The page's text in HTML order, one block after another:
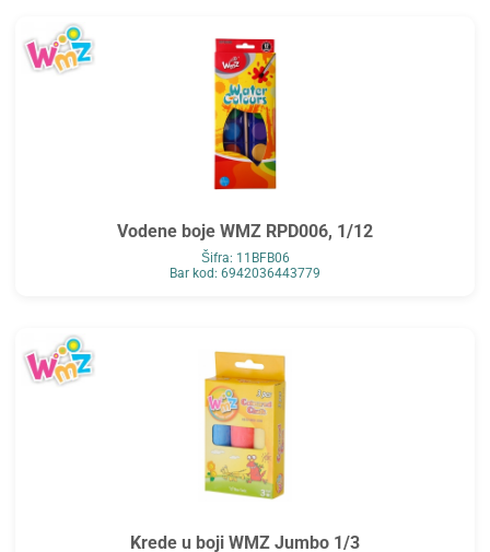
Vodene boje WMZ RPD006, 1/12
Šifra: 11BFB06
Bar kod: 6942036443779
Krede u boji WMZ Jumbo 1/3